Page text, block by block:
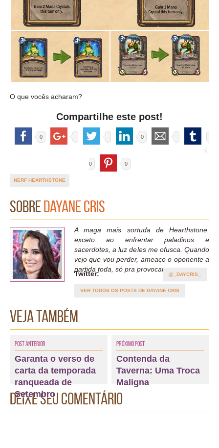
O que vocês acharam?
Compartilhe este post!
0 0
0 0
NERF HEARTHSTONE
SobreDayane Cris
A maga mais sortuda de Hearthstone,
exceto ao enfrentar paladinos e
sacerdotes, a luz deles me ofusca. Quando
vejo que vou perder, ameaço o oponente a
partida toda, só pra provocar.
Twitter: @_DAYCRIS_
VER TODOS OS POSTS DE DAYANE CRIS
Veja também
Post Anterior
Garanta o verso de
carta da temporada
ranqueada de
Setembro
Próximo Post
Contenda da
Taverna: Uma Troca
Maligna
Deixe seu comentário